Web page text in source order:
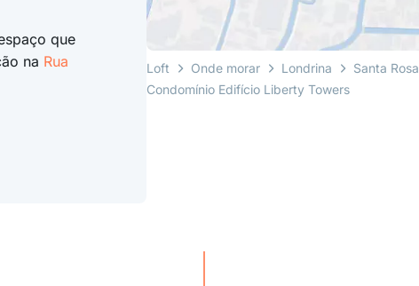
que
na Rua
Loft Onde morar Londrina Santa Rosa
Condomínio Edifício Liberty Towers